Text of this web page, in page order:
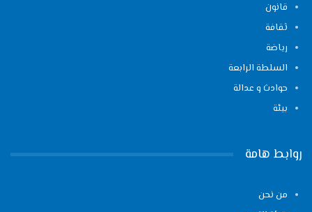
قانون
ثقافة
رياضة
السلطة الرابعة
حوادث و عدالة
بيئة
روابط هامة
من نحن